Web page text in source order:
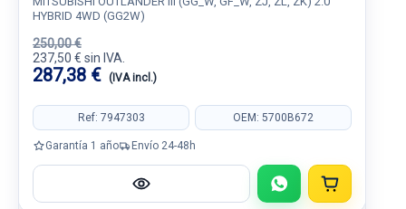
HYBRID 4WD (GG2W)
250,00 €
237,50 € sin IVA.
287,38 € (IVA incl.)
Ref: 7947303 OEM: 5700B672
Garantía 1 año Envío 24-48h